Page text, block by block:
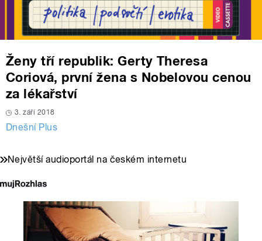
Ženy tří republik: Gerty Theresa
Coriová, první žena s Nobelovou cenou
za lékařství
3. září 2018
Dnešní Plus
Největší audioportál na českém internetu